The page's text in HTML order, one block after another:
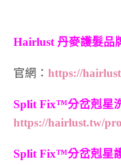
Hairlust 丹麥護髮品
官網： https://
Split Fix™分岔剋星
https://hairlust.tw/
Split Fix™分岔剋星